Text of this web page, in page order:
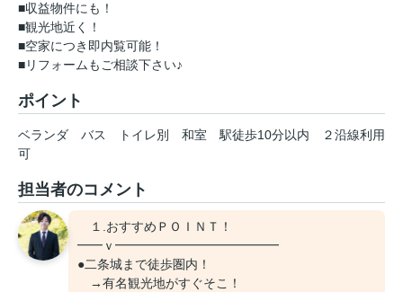
■収益物件にも！
■観光地近く！
■空家につき即内覧可能！
■リフォームもご相談下さい♪
ポイント
ベランダ バス トイレ別 和室 駅徒歩10分以内
２沿線利用
可
担当者のコメント
１.おすすめＰＯＩＮＴ！
━━ｖ━━━━━━━━━━━━━
●二条城まで徒歩圏内！
→有名観光地がすぐそこ！